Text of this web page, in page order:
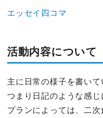
エッセイ四コマ
活動内容について
主に日常の様子を書いて
つまり日記のような感じ
プランによっては、二